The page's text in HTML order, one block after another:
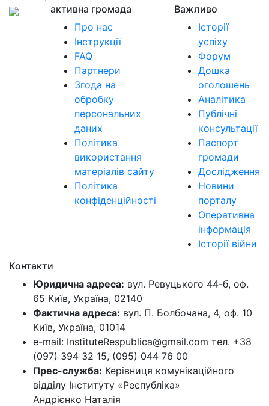
активна громада
Про нас
Інструкції
FAQ
Партнери
Згода на
обробку
персональних
даних
Політика
використання
матеріалів сайту
Політика
конфіденційності
Важливо
Історії
успіху
Форум
Дошка
оголошень
Аналітика
Публічні
консультації
Паспорт
громади
Дослідження
Новини
порталу
Оперативна
інформація
Історії війни
Контакти
Юридична адреса: вул. Ревуцького 44-б, оф.
65 Київ, Україна, 02140
Фактична адреса: вул. П. Болбочана, 4, оф. 10
Київ, Україна, 01014
e-mail: InstituteRespublica@gmail.com тел. +38
(097) 394 32 15, (095) 044 76 00
Прес-служба: Керівниця комунікаційного
відділу Інституту «Республіка»
Андрієнко Наталія